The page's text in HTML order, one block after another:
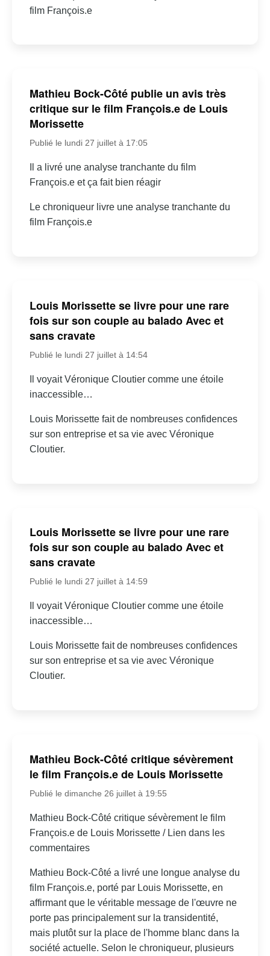
film François.e
Mathieu Bock-Côté publie un avis très
critique sur le film François.e de Louis
Morissette
Publié le lundi 27 juillet à 17:05
Il a livré une analyse tranchante du film
François.e et ça fait bien réagir
Le chroniqueur livre une analyse tranchante du
film François.e
Louis Morissette se livre pour une rare
fois sur son couple au balado Avec et
sans cravate
Publié le lundi 27 juillet à 14:54
Il voyait Véronique Cloutier comme une étoile
inaccessible…
Louis Morissette fait de nombreuses confidences
sur son entreprise et sa vie avec Véronique
Cloutier.
Louis Morissette se livre pour une rare
fois sur son couple au balado Avec et
sans cravate
Publié le lundi 27 juillet à 14:59
Il voyait Véronique Cloutier comme une étoile
inaccessible…
Louis Morissette fait de nombreuses confidences
sur son entreprise et sa vie avec Véronique
Cloutier.
Mathieu Bock-Côté critique sévèrement
le film François.e de Louis Morissette
Publié le dimanche 26 juillet à 19:55
Mathieu Bock-Côté critique sévèrement le film
François.e de Louis Morissette / Lien dans les
commentaires
Mathieu Bock-Côté a livré une longue analyse du
film François.e, porté par Louis Morissette, en
affirmant que le véritable message de l'œuvre ne
porte pas principalement sur la transidentité,
mais plutôt sur la place de l'homme blanc dans la
société actuelle. Selon le chroniqueur, plusieurs